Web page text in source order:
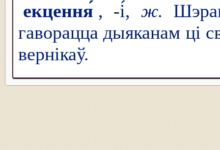
екцення́ , -і́, ж.
гаворацца дыяканам ці
вернікаў.